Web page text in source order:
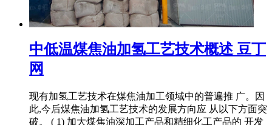
中低温煤焦油加氢工艺技术概述 豆丁
网
现有加氢工艺技术在煤焦油加工领域中的普遍推 广。因
此,今后煤焦油加氢工艺技术的发展方向应 从以下方面突
破。 ( 1) 加大煤焦油深加工产品和精细化工产品的 开发